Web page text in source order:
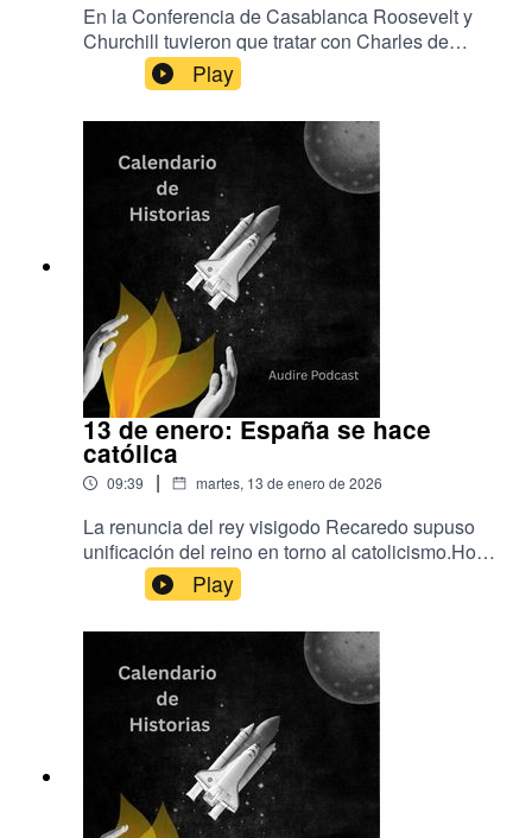
En la Conferencia de Casablanca Roosevelt y
Churchill tuvieron que tratar con Charles de
Gaulle, a quien no soportaban. La música de
este episodio es de EpidemicSound y Aser
Rodríguez.La producción es de Audire
Podcastwww.audirepodcast.com
Play
13 de enero: España se hace
católica
09:39 | martes, 13 de enero de 2026
La renuncia del rey visigodo Recaredo supuso
unificación del reino en torno al catolicismo.Hoy,
los visigodos, otros pueblos invasores y el tesoro
de Guarrazar...y el misterio que este año cumple
un siglo. La música es de EpidemicSound y Aser
RodríguezLa producción es de Audire
Podcastwww.audirepodcast.com
Play